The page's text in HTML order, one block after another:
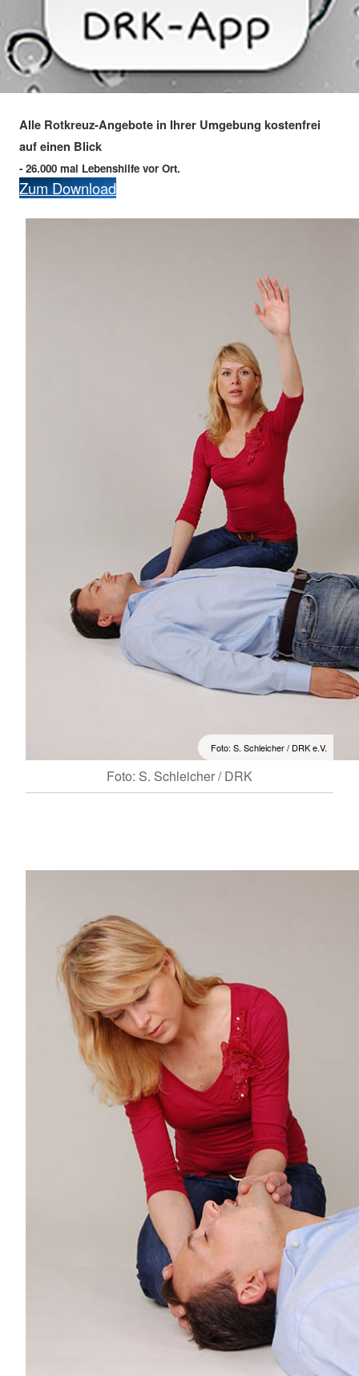
Alle Rotkreuz-Angebote in Ihrer Umgebung kostenfrei
auf einen Blick
- 26.000 mal Lebenshilfe vor Ort.
Zum Download
Foto: S. Schleicher / DRK e.V.
Foto: S. Schleicher / DRK